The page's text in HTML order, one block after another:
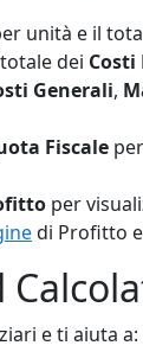
unità e il
dei Costi
Generali,
Fiscale
per
di Profitto
e ti aiuta a: